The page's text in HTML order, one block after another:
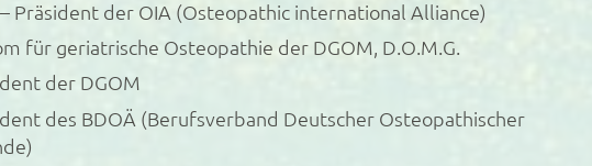
Präsident der OIA (Osteopathic international Alliance)
für geriatrische Osteopathie der DGOM, D.O.M.G.
der DGOM
des BDOÄ (Berufsverband Deutscher Osteopathischer